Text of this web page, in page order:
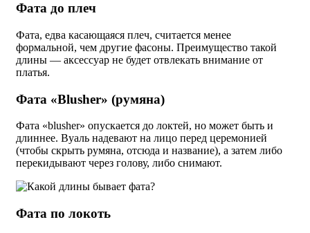
Фата до плеч
Фата, едва касающаяся плеч, считается менее
формальной, чем другие фасоны. Преимущество такой
длины — аксессуар не будет отвлекать внимание от
платья.
Фата «Blusher» (румяна)
Фата «blusher» опускается до локтей, но может быть и
длиннее. Вуаль надевают на лицо перед церемонией
(чтобы скрыть румяна, отсюда и название), а затем либо
перекидывают через голову, либо снимают.
Фата по локоть